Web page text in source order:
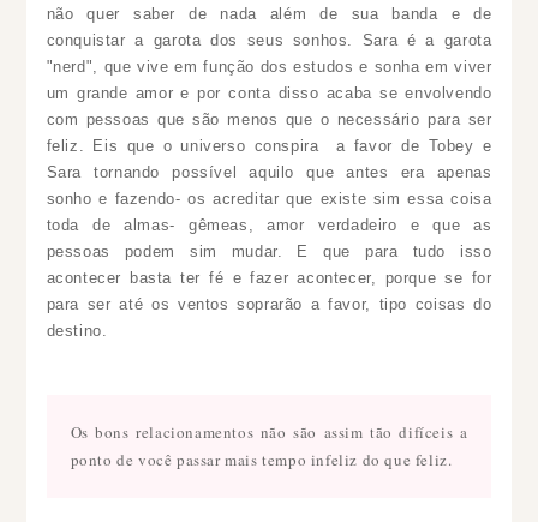
não quer saber de nada além de sua banda e de
conquistar a garota dos seus sonhos. Sara é a garota
"nerd", que vive em função dos estudos e sonha em viver
um grande amor e por conta disso acaba se envolvendo
com pessoas que são menos que o necessário para ser
feliz. Eis que o universo conspira a favor de Tobey e
Sara tornando possível aquilo que antes era apenas
sonho e fazendo- os acreditar que existe sim essa coisa
toda de almas- gêmeas, amor verdadeiro e que as
pessoas podem sim mudar. E que para tudo isso
acontecer basta ter fé e fazer acontecer, porque se for
para ser até os ventos soprarão a favor, tipo coisas do
destino.
Os bons relacionamentos não são assim tão difíceis a
ponto de você passar mais tempo infeliz do que feliz.